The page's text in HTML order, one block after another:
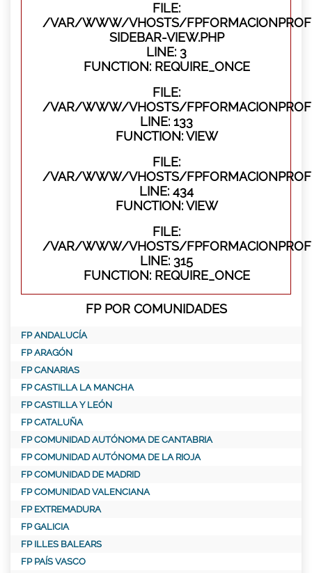
FILE:
/VAR/WWW/VHOSTS/
SIDEBAR-VIEW.PHP
LINE: 3
FUNCTION: REQUIRE_ONCE
FILE:
/VAR/WWW/VHOSTS/
LINE: 133
FUNCTION: VIEW
FILE:
/VAR/WWW/VHOSTS/
LINE: 434
FUNCTION: VIEW
FILE:
/VAR/WWW/VHOSTS/
LINE: 315
FUNCTION: REQUIRE_ONCE
FP POR COMUNIDADES
FP ANDALUCÍA
FP ARAGÓN
FP CANARIAS
FP CASTILLA LA MANCHA
FP CASTILLA Y LEÓN
FP CATALUÑA
FP COMUNIDAD AUTÓNOMA DE CANTABRIA
FP COMUNIDAD AUTÓNOMA DE LA RIOJA
FP COMUNIDAD DE MADRID
FP COMUNIDAD VALENCIANA
FP EXTREMADURA
FP GALICIA
FP ILLES BALEARS
FP PAÍS VASCO